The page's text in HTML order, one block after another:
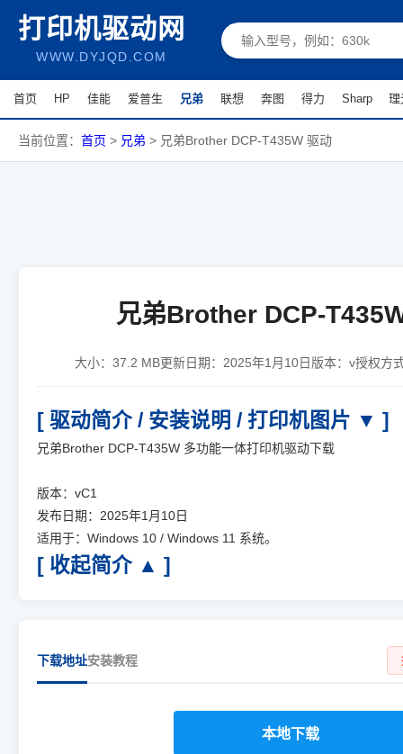
打印机驱动网
WWW.DYJQD.COM
首页 HP 佳能 爱普生 兄弟 联想 奔图 得力 Sharp 理
当前位置： 首页 > 兄弟 > 兄弟Brother DCP-T435W 驱动
兄弟Brother DCP-
大小： 37.2 MB更新日期： 2025年1月10日 版本： v授权方
[ 驱动简介 / 安装说明 / 打印机图片 ▼ ]
兄弟Brother DCP-T435W 多功能一体打印机驱动下载
版本：vC1
发布日期：2025年1月10日
适用于：Windows 10 / Windows 11 系统。
[ 收起简介 ▲ ]
下载地址安装教程
本地下载